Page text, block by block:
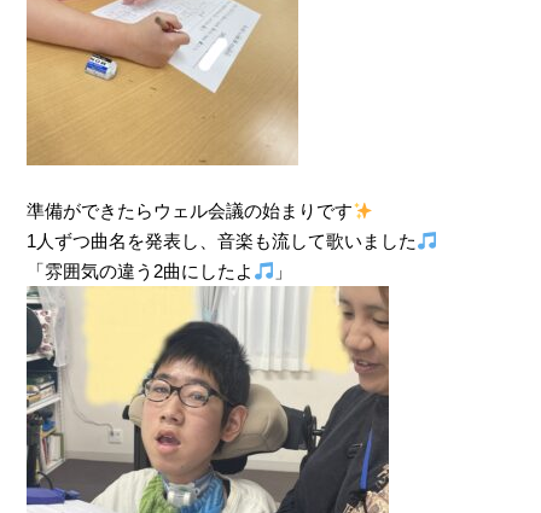
準備ができたらウェル会議の始まりです
1人ずつ曲名を発表し、音楽も流して歌いました
「雰囲気の違う2曲にしたよ
」